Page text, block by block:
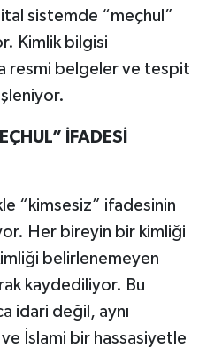
sistemde “meçhul”
Kimlik bilgisi
resmi belgeler ve tespit
İFADESİ
“kimsesiz” ifadesinin
Her bireyin bir kimliği
belirlenemeyen
kaydediliyor. Bu
idari değil, aynı
İslami bir hassasiyetle